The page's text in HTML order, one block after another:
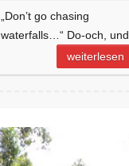
„Don’t go chasing
waterfalls…“ Do-och, und
weiterlesen